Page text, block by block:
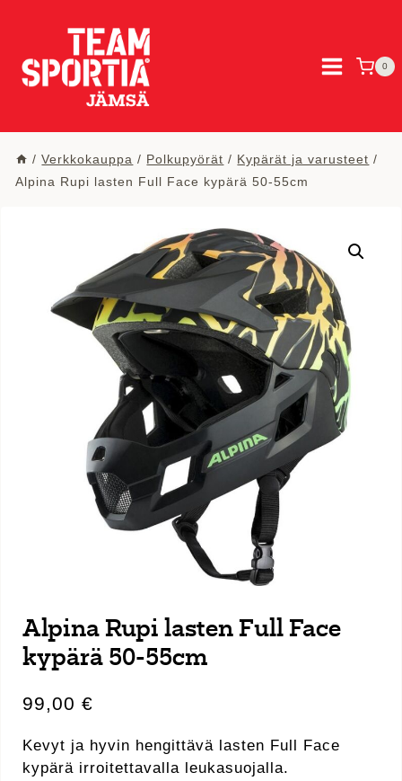
0
/ Verkkokauppa / Polkupyörät / Kypärät ja varusteet /
Alpina Rupi lasten Full Face kypärä 50-55cm
Alpina Rupi lasten Full Face
kypärä 50-55cm
99,00 €
Kevyt ja hyvin hengittävä lasten Full Face
kypärä irroitettavalla leukasuojalla.